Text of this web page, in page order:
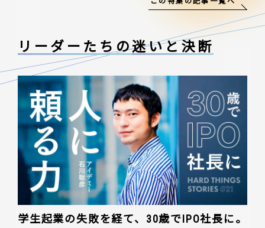
リーダーたちの迷いと決断
学生起業の失敗を経て、30歳でIPO社長に。